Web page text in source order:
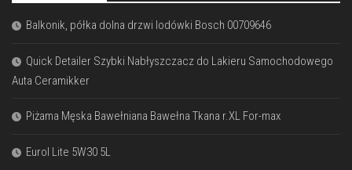
Balkonik, półka dolna drzwi lodówki Bosch 00709646
Quick Detailer Szybki Nabłyszczacz do Lakieru Samochodowego
Auta Ceramikker
Piżama Męska Bawełniana Bawełna Tkana r.XL For-max
Eurol Lite 5W30 5L